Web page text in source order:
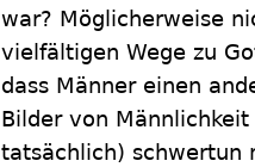
war? Möglicherweise
vielfältigen Wege zu
dass Männer einen
Bilder von
tatsächlich) schwertun